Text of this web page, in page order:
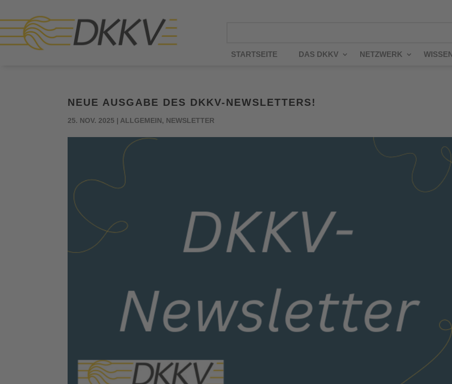
STARTSEITE DAS DKKV NETZWERK
NEUE AUSGABE DES DKKV-NEWSLETTERS!
25. NOV. 2025 | ALLGEMEIN, NEWSLETTER